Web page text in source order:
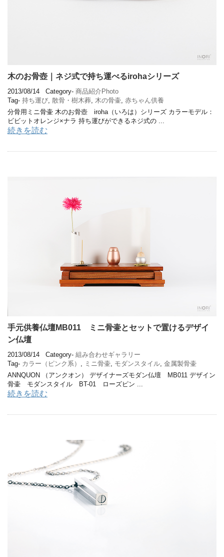
木のお骨壺｜ネジ式で持ち運べるirohaシリーズ
2013/08/14 Category- 商品紹介Photo
Tag- 持ち運び 散骨・樹木葬 木の骨壷 赤ちゃん供養
分骨用ミニ骨壷 木のお骨壺 iroha（いろは）シリーズ カラーモデル：
ビビットオレンジ×ナラ 持ち運びができるネジ式の ...
続きを読む
手元供養仏壇MB011 ミニ骨壷とセットで置けるデザイ
ン仏壇
2013/08/14 Category- 組み合わせギャラリー
Tag- カラー（ピンク系） ミニ骨壷 モダンスタイル 金属製骨壷
ANNQUON （アンクオン） デザイナーズモダン仏壇 MB011 デザイン
骨壷 モダンスタイル BT-01 ローズピン ...
続きを読む